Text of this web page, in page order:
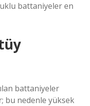
battaniyeler en
battaniyeler
bu nedenle yüksek